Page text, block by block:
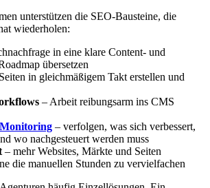
unterstützen die SEO‑Bausteine, die
wiederholen:
in eine klare Content‑ und
übersetzen
in gleichmäßigem Takt erstellen und
– Arbeit reibungsarm ins CMS
– verfolgen, was sich verbessert,
wo nachgesteuert werden muss
– mehr Websites, Märkte und Seiten
die manuellen Stunden zu vervielfachen